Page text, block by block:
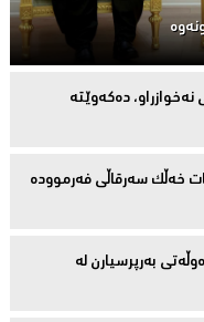
دەكەوێتە
خەڵک سەرقاڵى فەرموودە
بەرپرسیارن لە